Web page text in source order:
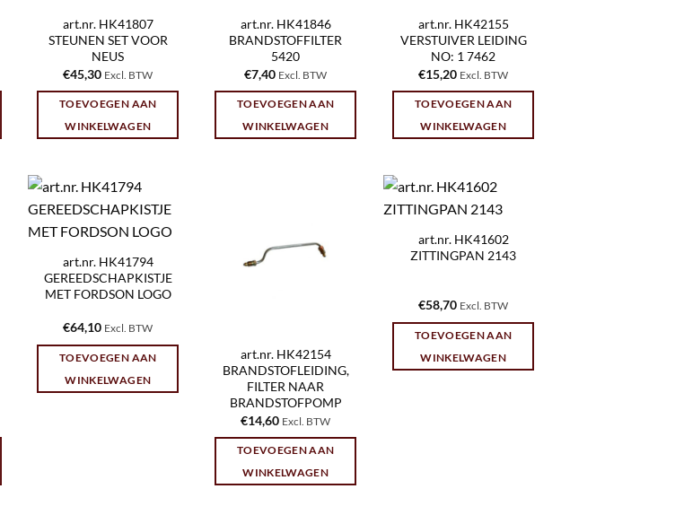
art.nr. HK41807
STEUNEN SET VOOR
NEUS
€45,30 Excl. BTW
TOEVOEGEN AAN
WINKELWAGEN
art.nr. HK41846
BRANDSTOFFILTER
5420
€7,40 Excl. BTW
TOEVOEGEN AAN
WINKELWAGEN
art.nr. HK42155
VERSTUIVER LEIDING
NO: 1 7462
€15,20 Excl. BTW
TOEVOEGEN AAN
WINKELWAGEN
art.nr. HK41794
GEREEDSCHAPKISTJE
MET FORDSON LOGO
€64,10 Excl. BTW
TOEVOEGEN AAN
WINKELWAGEN
art.nr. HK42154
BRANDSTOFLEIDING,
FILTER NAAR
BRANDSTOFPOMP
€14,60 Excl. BTW
TOEVOEGEN AAN
WINKELWAGEN
art.nr. HK41602
ZITTINGPAN 2143
€58,70 Excl. BTW
TOEVOEGEN AAN
WINKELWAGEN